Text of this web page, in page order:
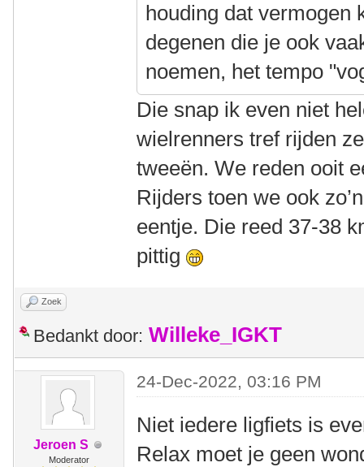
houding dat vermogen
degenen die je ook
noemen, het tempo
Die snap ik even niet
wielrenners tref rijden
tweeën. We reden ooit
Rijders toen we ook
eentje. Die reed 37-38
pittig
Zoek
Bedankt door: Willeke_IGKT
Jeroen S
Moderator
24-Dec-2022, 03:16 PM
Niet iedere ligfiets is
Relax moet je geen